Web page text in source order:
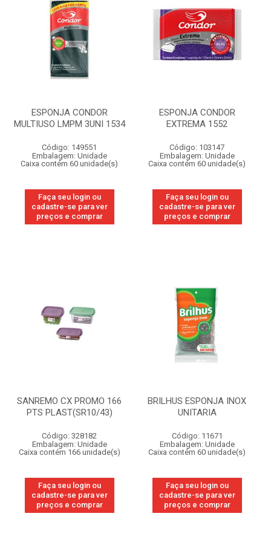
ESPONJA CONDOR
MULTIUSO LMPM 3UNI 1534
Código: 149551
Embalagem: Unidade
Caixa contém 60 unidade(s)
Faça seu login ou
cadastre-se para ver
preços e comprar
ESPONJA CONDOR
EXTREMA 1552
Código: 103147
Embalagem: Unidade
Caixa contém 60 unidade(s)
Faça seu login ou
cadastre-se para ver
preços e comprar
SANREMO CX PROMO 166
PTS PLAST(SR10/43)
Código: 328182
Embalagem: Unidade
Caixa contém 166 unidade(s)
Faça seu login ou
cadastre-se para ver
preços e comprar
BRILHUS ESPONJA INOX
UNITARIA
Código: 11671
Embalagem: Unidade
Caixa contém 60 unidade(s)
Faça seu login ou
cadastre-se para ver
preços e comprar